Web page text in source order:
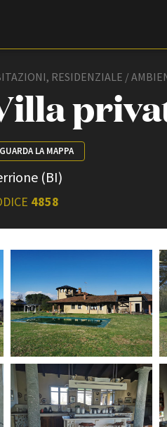
trasparente
ambientale
RESIDENZIALE /
GUARDA LA MAPPA
(BI)
4858